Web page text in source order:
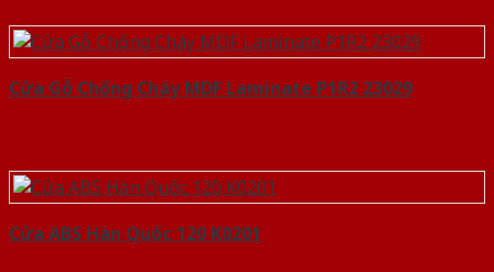
Cửa Gỗ Chống Cháy MDF Laminate P1R2 23029
Cửa ABS Hàn Quốc 120 K0201